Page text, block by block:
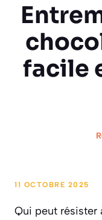
facile
11 OCTOBRE 2025
Qui peut résister